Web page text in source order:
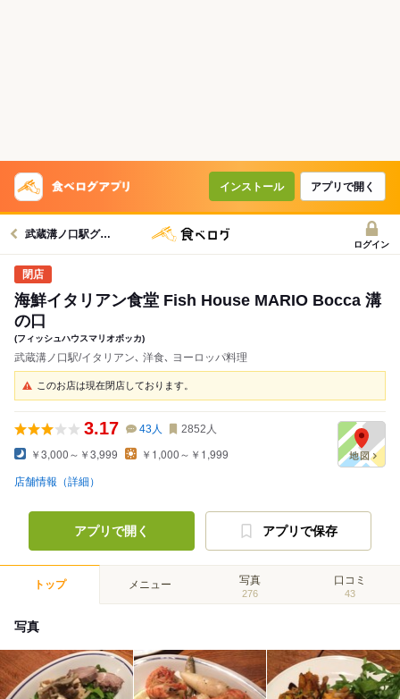
インストール アプリで開く
武蔵溝ノ口駅グルメへ
ログイン
海鮮イタリアン食堂 Fish House MARIO Bocca 溝
の口
(フィッシュハウスマリオボッカ)
武蔵溝ノ口駅/イタリアン､ 洋食､ ヨーロッパ料理
このお店は現在閉店しております。
3.17 43人 2852 人
￥3,000～￥3,999 ￥1,000～￥1,999
店舗情報（詳細）
アプリで開く アプリで保存
トップ メニュー 写真
276
口コミ
43
写真